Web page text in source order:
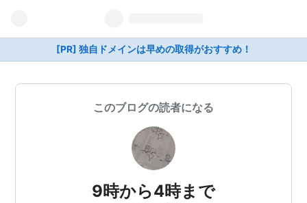
[PR] 独自ドメインは早めの取得がおすすめ！
このブログの読者になる
9時から4時まで